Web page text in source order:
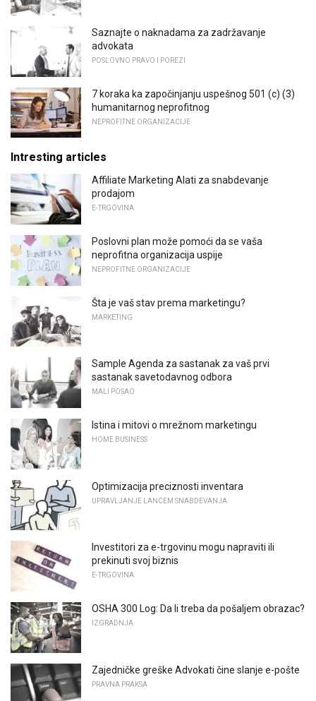
Saznajte o naknadama za zadržavanje
advokata
POSLOVNO PRAVO I POREZI
7 koraka ka započinjanju uspešnog 501 (c) (3)
humanitarnog neprofitnog
NEPROFITNE ORGANIZACIJE
Intresting articles
Affiliate Marketing Alati za snabdevanje
prodajom
E-TRGOVINA
Poslovni plan može pomoći da se vaša
neprofitna organizacija uspije
NEPROFITNE ORGANIZACIJE
Šta je vaš stav prema marketingu?
MARKETING
Sample Agenda za sastanak za vaš prvi
sastanak savetodavnog odbora
MALI POSAO
Istina i mitovi o mrežnom marketingu
HOME BUSINESS
Optimizacija preciznosti inventara
UPRAVLJANJE LANCEM SNABDEVANJA
Investitori za e-trgovinu mogu napraviti ili
prekinuti svoj biznis
E-TRGOVINA
OSHA 300 Log: Da li treba da pošaljem obrazac?
IZGRADNJA
Zajedničke greške Advokati čine slanje e-pošte
PRAVNA PRAKSA